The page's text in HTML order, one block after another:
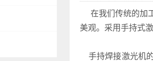
在我们传统的加
美观。采用手持式
手持焊接激光机